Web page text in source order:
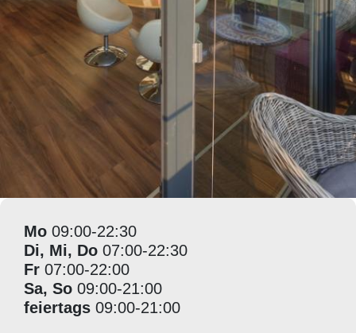
Mo 09:00-22:30
Di, Mi, Do 07:00-22:30
Fr 07:00-22:00
Sa, So 09:00-21:00
feiertags 09:00-21:00